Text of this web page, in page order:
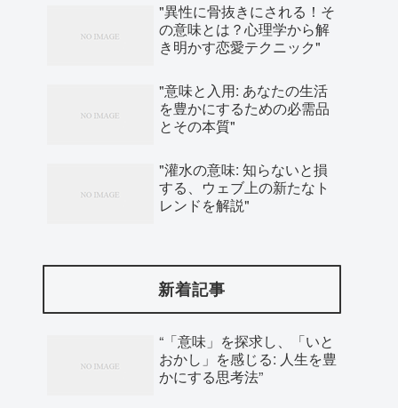
"異性に骨抜きにされる！そ
の意味とは？心理学から解
き明かす恋愛テクニック"
"意味と入用: あなたの生活
を豊かにするための必需品
とその本質"
"灌水の意味: 知らないと損
する、ウェブ上の新たなト
レンドを解説"
新着記事
“「意味」を探求し、「いと
おかし」を感じる: 人生を豊
かにする思考法”